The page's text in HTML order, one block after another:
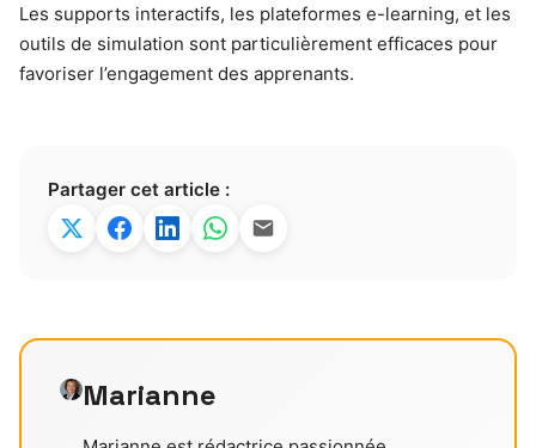
Les supports interactifs, les plateformes e-learning, et les
outils de simulation sont particulièrement efficaces pour
favoriser l’engagement des apprenants.
Partager cet article :
Marianne